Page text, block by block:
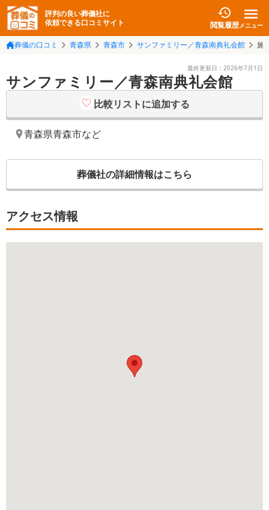
評判の良い葬儀社に
依頼できる口コミサイト
閲覧履歴メニュー
葬儀の口コミ 青森県 青森市 サンファミリー／青森南典礼会館 施
最終更新日： 2026年7月1日
サンファミリー／青森南典礼会館
比較リストに追加する
青森県青森市など
葬儀社の詳細情報はこちら
アクセス情報